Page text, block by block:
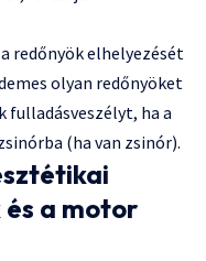
redőnyök elhelyezését
olyan redőnyöket
fulladásveszélyt, ha a
(ha van zsinór).
és a motor